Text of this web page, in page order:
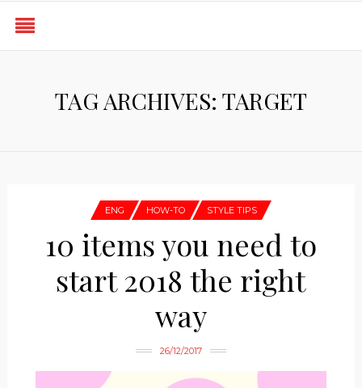
TAG ARCHIVES: TARGET
ENG HOW-TO STYLE TIPS
10 items you need to
start 2018 the right
way
26/12/2017